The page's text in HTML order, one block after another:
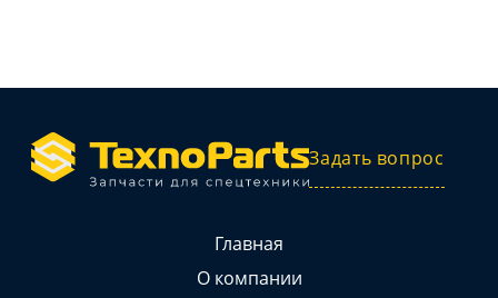
Задать вопрос
Главная
О компании